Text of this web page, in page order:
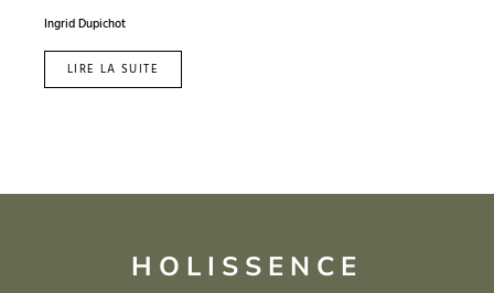
Ingrid Dupichot
LIRE LA SUITE
HOLISSENCE